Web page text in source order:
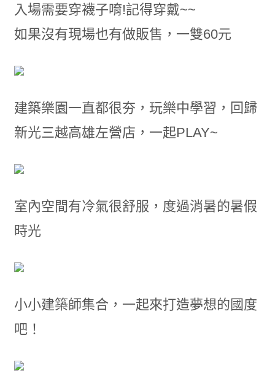
入場需要穿襪子唷!記得穿戴~~
如果沒有現場也有做販售，一雙60元
建築樂園一直都很夯，玩樂中學習，回歸
新光三越高雄左營店，一起PLAY~
室內空間有冷氣很舒服，度過消暑的暑假
時光
小小建築師集合，一起來打造夢想的國度
吧！